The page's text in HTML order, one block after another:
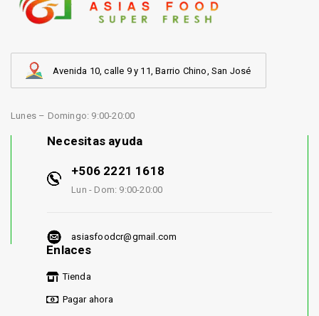
Avenida 10, calle 9 y 11, Barrio Chino, San José
Lunes – Domingo: 9:00-20:00
Necesitas ayuda
+506 2221 1618
Lun - Dom: 9:00-20:00
asiasfoodcr@gmail.com
Enlaces
Tienda
Pagar ahora